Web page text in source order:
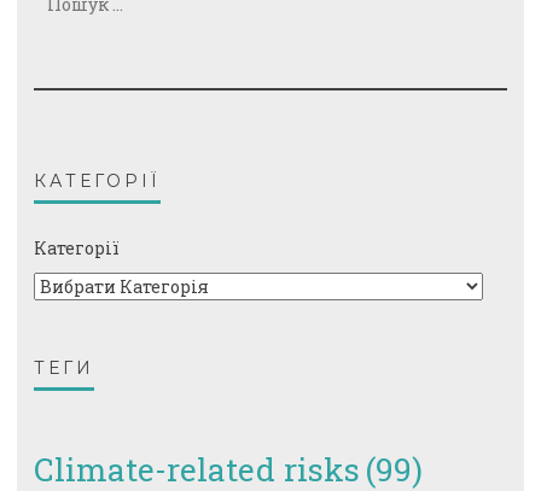
КАТЕГОРІЇ
Категорії
ТЕГИ
Climate-related risks (99)